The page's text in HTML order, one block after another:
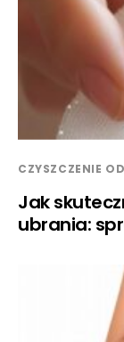
CZYSZCZENIE
Jak
ubrania: